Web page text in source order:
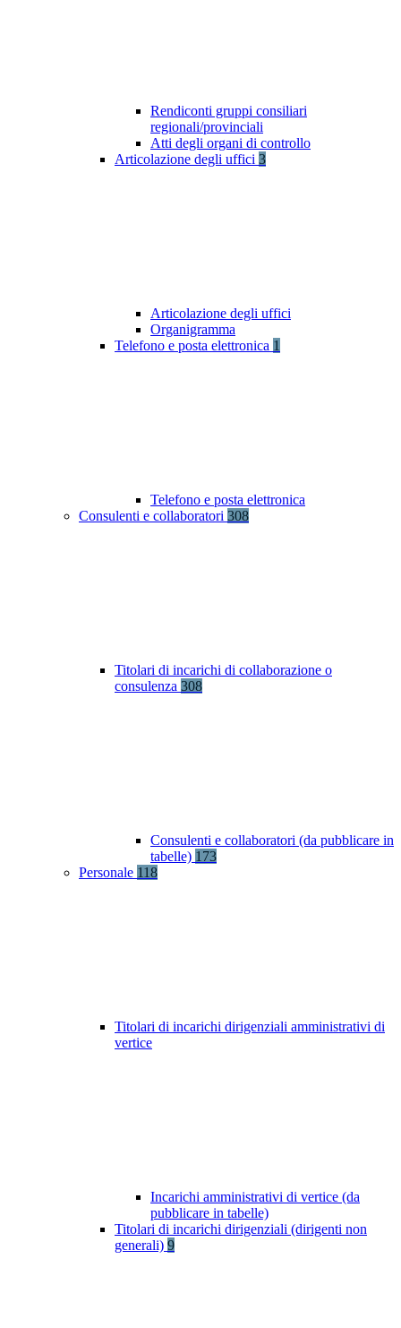
Rendiconti gruppi consiliari
regionali/provinciali
Atti degli organi di controllo
Articolazione degli uffici 3
Articolazione degli uffici
Organigramma
Telefono e posta elettronica 1
Telefono e posta elettronica
Consulenti e collaboratori 308
Titolari di incarichi di collaborazione o
consulenza 308
Consulenti e collaboratori (da pubblicare in
tabelle) 173
Personale 118
Titolari di incarichi dirigenziali amministrativi di
vertice
Incarichi amministrativi di vertice (da
pubblicare in tabelle)
Titolari di incarichi dirigenziali (dirigenti non
generali) 9